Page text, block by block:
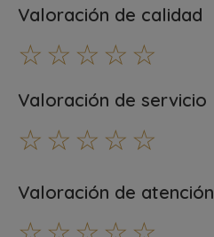
Valoración de calidad
☆ ☆ ☆ ☆ ☆
Valoración de servicio
☆ ☆ ☆ ☆ ☆
Valoración de atención